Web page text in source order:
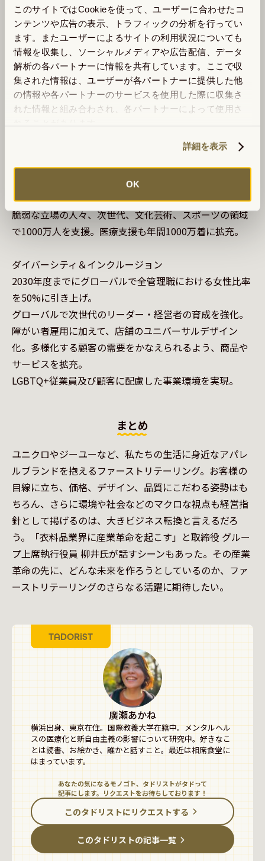
このサイトではCookieを使って、ユーザーに合わせたコ
ンテンツや広告の表示、トラフィックの分析を行ってい
ます。またユーザーによるサイトの利用状況についても
情報を収集し、ソーシャルメディアや広告配信、データ
解析の各パートナーに情報を共有しています。ここで収
集された情報は、ユーザーが各パートナーに提供した他
の情報や各パートナーのサービスを使用した際に収集さ
れた情報と組み合わされ、各パートナーによって使用さ
詳細を表示
OK
倫理的かつ責任ある方法による原材料の調達
植物系素材、動物系素材それぞれに調達方針を定め、倫
理的かつ責任ある方法による原材料の調達を推進。
社会貢献のグローバル推進
財団とともに、服の事業を通じた社会貢献活動をグロー
バル規模でさらに拡大。
2025年度までに100億円規模で社会貢献活動に投資。グ
ローバル全店舗で地域貢献活動を実施、難民や社会的に
脆弱な立場の人々、次世代、文化芸術、スポーツの領域
で1000万人を支援。医療支援も年間1000万着に拡充。
ダイバーシティ＆インクルージョン
2030年度までにグローバルで全管理職における女性比率
を50%に引き上げ。
グローバルで次世代のリーダー・経営者の育成を強化。
障がい者雇用に加えて、店舗のユニバーサルデザイン
化。多様化する顧客の需要をかなえられるよう、商品や
サービスを拡充。
LGBTQ+従業員及び顧客に配慮した事業環境を実現。
まとめ
ユニクロやジーユーなど、私たちの生活に身近なアパレ
ルブランドを抱えるファーストリテーリング。お客様の
目線に立ち、価格、デザイン、品質にこだわる姿勢はも
ちろん、さらに環境や社会などのマクロな視点も経営指
針として掲げるのは、大きビジネス転換と言えるだろ
う。「衣料品業界に産業革命を起こす」と取締役 グルー
プ上席執行役員 柳井氏が話すシーンもあった。その産業
革命の先に、どんな未来を作ろうとしているのか、ファ
TADORiST
廣瀬あかね
横浜出身、東京在住。国際教養大学在籍中。メンタルヘル
スの医療化と新自由主義の影響について研究中。好きなこ
とは読書、お絵かき、誰かと話すこと。最近は相席食堂に
はまっています。
あなたの気になるモノゴト、タドリストがタドって
記事にします。リクエストをお待ちしております！
このタドリストにリクエストする
このタドリストの記事一覧